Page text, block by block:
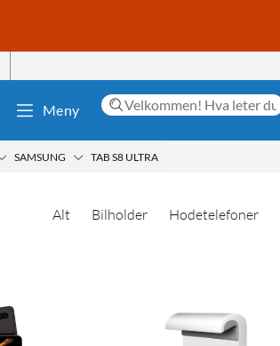
Meny
SAMSUNG TAB S8 ULTRA
Alt Bilholder Hodetelefoner